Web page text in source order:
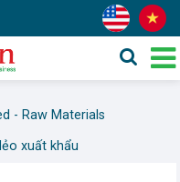
- Raw Materials
xuất khẩu